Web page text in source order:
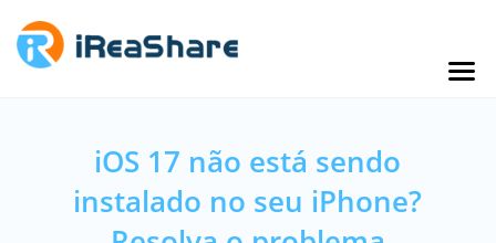
iOS 17 não está sendo
instalado no seu iPhone?